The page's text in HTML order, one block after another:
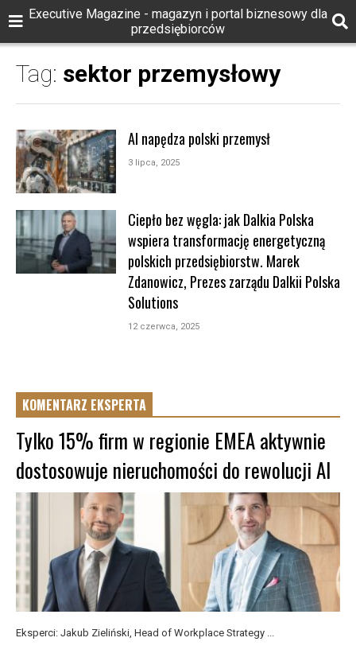
Executive Magazine - magazyn i portal biznesowy dla
przedsiębiorców
Tag: sektor przemysłowy
AI napędza polski przemysł
3 lipca, 2025
Ciepło bez węgla: jak Dalkia Polska
wspiera transformację energetyczną
polskich przedsiębiorstw. Marek
Zdanowicz, Prezes zarządu Dalkii Polska
Solutions
12 czerwca, 2025
KOMENTARZ EKSPERTA
Tylko 15% firm w regionie EMEA aktywnie
dostosowuje nieruchomości do rewolucji AI
Eksperci: Jakub Zieliński, Head of Workplace Strategy ...